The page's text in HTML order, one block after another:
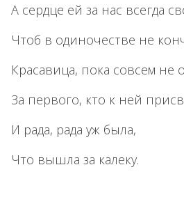
А сердце ей за нас всегда
Чтоб в одиночестве не
Красавица, пока совсем не
За первого, кто к ней
И рада, рада уж была,
Что вышла за калеку.